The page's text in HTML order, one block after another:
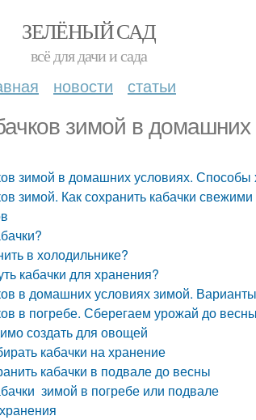
ЗЕЛЁНЫЙ САД
всё для дачи и сада
новости статьи
зимой в
зимой в домашних условиях. Способы
зимой. Как сохранить кабачки
в холодильнике?
кабачки для хранения?
в домашних условиях зимой.
в погребе. Сберегаем урожай до
создать для овощей
кабачки на хранение
кабачки в подвале до весны
зимой в погребе или подвале